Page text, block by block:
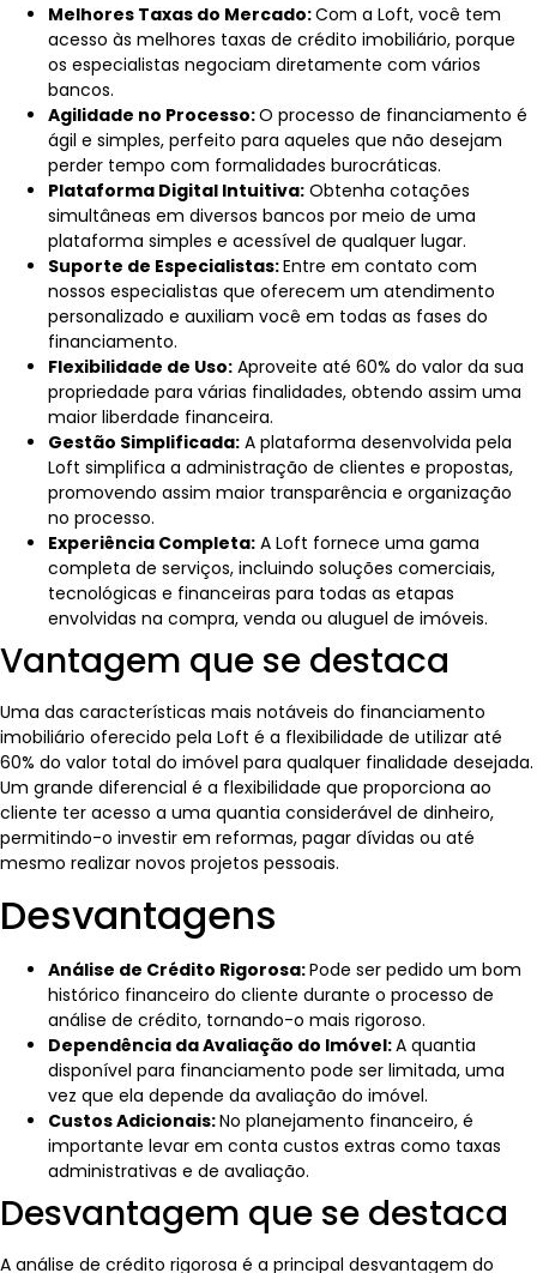
Melhores Taxas do Mercado:Com a Loft, você tem
acesso às melhores taxas de crédito imobiliário, porque
os especialistas negociam diretamente com vários
bancos.
Agilidade no Processo:O processo de financiamento é
ágil e simples, perfeito para aqueles que não desejam
perder tempo com formalidades burocráticas.
Plataforma Digital Intuitiva: Obtenha cotações
simultâneas em diversos bancos por meio de uma
plataforma simples e acessível de qualquer lugar.
Suporte de Especialistas:Entre em contato com
nossos especialistas que oferecem um atendimento
personalizado e auxiliam você em todas as fases do
financiamento.
Flexibilidade de Uso: Aproveite até 60% do valor da sua
propriedade para várias finalidades, obtendo assim uma
maior liberdade financeira.
Gestão Simplificada: A plataforma desenvolvida pela
Loft simplifica a administração de clientes e propostas,
promovendo assim maior transparência e organização
no processo.
Experiência Completa: A Loft fornece uma gama
completa de serviços, incluindo soluções comerciais,
tecnológicas e financeiras para todas as etapas
envolvidas na compra, venda ou aluguel de imóveis.
Vantagem que se destaca
Uma das características mais notáveis do financiamento
imobiliário oferecido pela Loft é a flexibilidade de utilizar até
60% do valor total do imóvel para qualquer finalidade desejada.
Um grande diferencial é a flexibilidade que proporciona ao
cliente ter acesso a uma quantia considerável de dinheiro,
permitindo-o investir em reformas, pagar dívidas ou até
mesmo realizar novos projetos pessoais.
Desvantagens
Análise de Crédito Rigorosa:Pode ser pedido um bom
histórico financeiro do cliente durante o processo de
análise de crédito, tornando-o mais rigoroso.
Dependência da Avaliação do Imóvel:A quantia
disponível para financiamento pode ser limitada, uma
vez que ela depende da avaliação do imóvel.
Custos Adicionais:No planejamento financeiro, é
importante levar em conta custos extras como taxas
administrativas e de avaliação.
Desvantagem que se destaca
A análise de crédito rigorosa é a principal desvantagem do